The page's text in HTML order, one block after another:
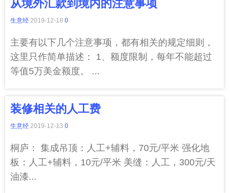
从境外汇款到境内的注意事项
生意经 2019-12-18 0
主要有以下几个注意事项，都有相关的规定细则，
这里只作简单描述： 1、额度限制，每年不能超过
等值5万美金额度。 ...
装修相关的人工费
生意经 2019-12-13 0
桐庐： 集成吊顶：人工+辅料，70元/平米 强化地
板：人工+辅料，10元/平米 美缝：人工，300元/天
油漆...